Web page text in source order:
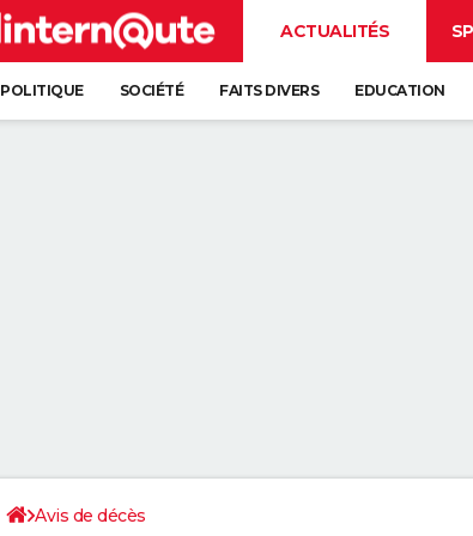
ACTUALITÉS
POLITIQUE SOCIÉTÉ FAITS DIVERS EDUCATION
Avis de décès